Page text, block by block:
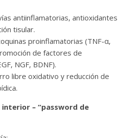
antiinflamatorias, antioxidantes
tisular.
proinflamatorias (TNF-α,
de factores de
NGF, BDNF).
libre oxidativo y reducción de
interior – “password de